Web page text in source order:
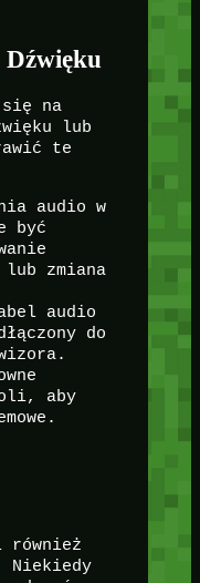
Dźwięku
się na
lub
te
audio w
być
lub zmiana
audio
do
aby
również
Niekiedy